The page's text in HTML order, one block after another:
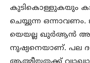
കുടികൊള്ളുകയും
ചെയ്യുന്ന ഒന്നാവണം.
യെയല്ല ഖുര്‍ആന്‍
നുഷ്യനെയാണ്. പല